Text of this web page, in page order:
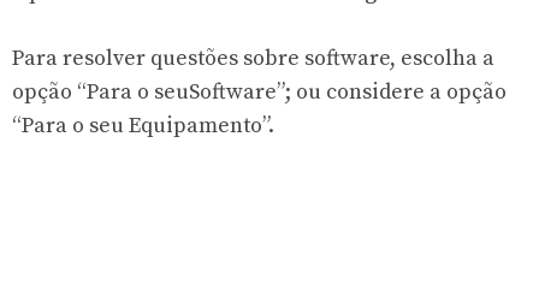
Para resolver questões sobre software, escolha a
opção “Para o seuSoftware”; ou considere a opção
“Para o seu Equipamento”.